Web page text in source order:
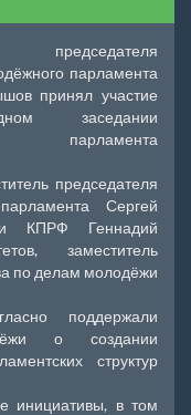
председателя
парламента
принял участие
заседании
парламента
председателя
Сергей
КПРФ Геннадий
заместитель
по делам молодёжи
поддержали
о создании
структур
инициативы, в том